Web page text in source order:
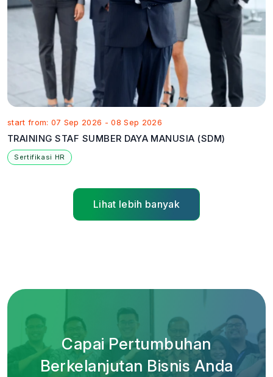
start from: 07 Sep 2026 - 08 Sep 2026
TRAINING STAF SUMBER DAYA MANUSIA (SDM)
Sertifikasi HR
Lihat lebih banyak
Capai Pertumbuhan
Berkelanjutan Bisnis Anda